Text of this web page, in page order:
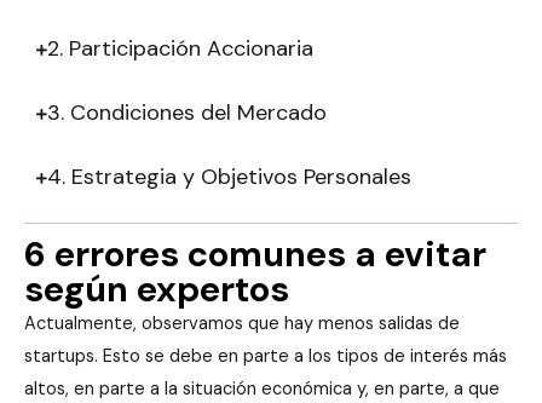
2. Participación Accionaria
3. Condiciones del Mercado
4. Estrategia y Objetivos Personales
6 errores comunes a evitar
según expertos
Actualmente, observamos que hay menos salidas de
startups. Esto se debe en parte a los tipos de interés más
altos, en parte a la situación económica y, en parte, a que